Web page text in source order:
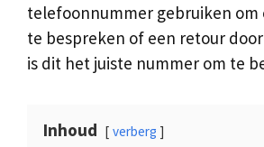
telefoonnummer gebruiken om
te bespreken of een retour
is dit het juiste nummer om te
Inhoud verberg